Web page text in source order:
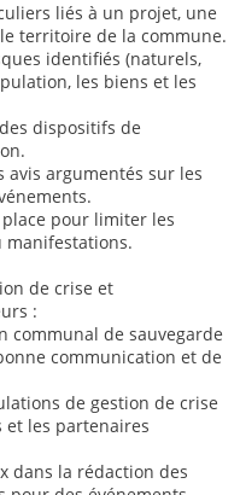
liés à un projet, une
territoire de la commune.
identifiés (naturels,
les biens et les
dispositifs de
avis argumentés sur les
pour limiter les
manifestations.
de crise et
:
communal de sauvegarde
communication et de
de gestion de crise
et les partenaires
dans la rédaction des